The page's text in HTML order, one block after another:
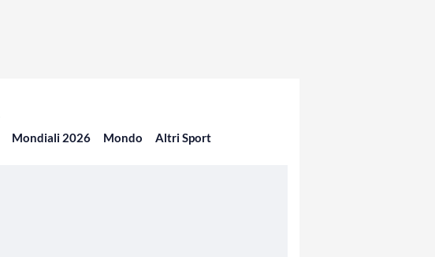
Mondiali 2026 Mondo Altri Sport